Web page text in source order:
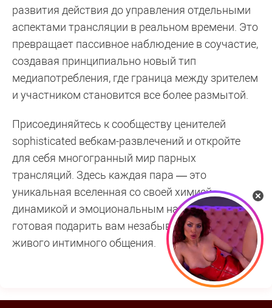
развития действия до управления отдельными
аспектами трансляции в реальном времени. Это
превращает пассивное наблюдение в соучастие,
создавая принципиально новый тип
медиапотребления, где граница между зрителем
и участником становится все более размытой.
Присоединяйтесь к сообществу ценителей
sophisticated вебкам-развлечений и откройте
для себя многогранный мир парных
трансляций. Здесь каждая пара — это
уникальная вселенная со своей химией,
динамикой и эмоциональным наполнением,
готовая подарить вам незабываемый опыт
живого интимного общения.